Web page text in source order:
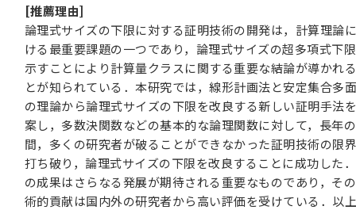
[推薦理由]
論理式サイズの下限に対する証明技術の開発は，計算理論
ける最重要課題の一つであり，論理式サイズの超多項式下
示すことにより計算量クラスに関する重要な結論が導かれ
とが知られている．本研究では，線形計画法と安定集合多
の理論から論理式サイズの下限を改良する新しい証明手法
案し，多数決関数などの基本的な論理関数に対して，長年の
間，多くの研究者が破ることができなかった証明技術の限
打ち破り，論理式サイズの下限を改良することに成功した
の成果はさらなる発展が期待される重要なものであり，そ
術的貢献は国内外の研究者から高い評価を受けている．以